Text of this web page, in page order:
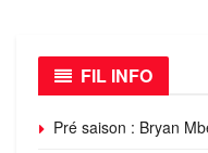
FIL INFO
Pré saison : Bryan